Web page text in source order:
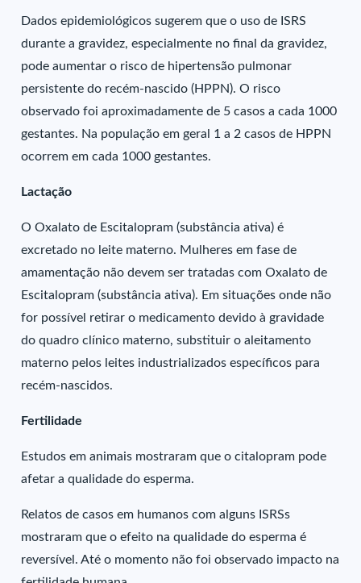
Dados epidemiológicos sugerem que o uso de ISRS
durante a gravidez, especialmente no final da gravidez,
pode aumentar o risco de hipertensão pulmonar
persistente do recém-nascido (HPPN). O risco
observado foi aproximadamente de 5 casos a cada 1000
gestantes. Na população em geral 1 a 2 casos de HPPN
ocorrem em cada 1000 gestantes.
Lactação
O Oxalato de Escitalopram (substância ativa) é
excretado no leite materno. Mulheres em fase de
amamentação não devem ser tratadas com Oxalato de
Escitalopram (substância ativa). Em situações onde não
for possível retirar o medicamento devido à gravidade
do quadro clínico materno, substituir o aleitamento
materno pelos leites industrializados específicos para
recém-nascidos.
Fertilidade
Estudos em animais mostraram que o citalopram pode
afetar a qualidade do esperma.
Relatos de casos em humanos com alguns ISRSs
mostraram que o efeito na qualidade do esperma é
reversível. Até o momento não foi observado impacto na